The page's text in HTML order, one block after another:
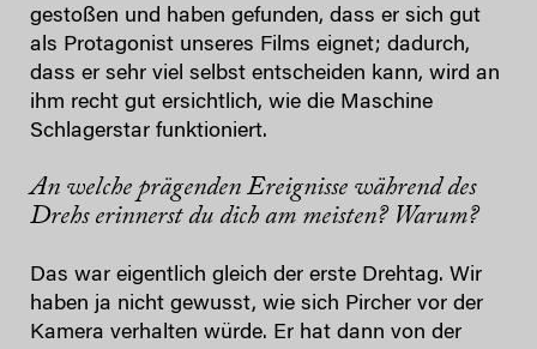
gestoßen und haben gefunden, dass er sich gut
als Protagonist unseres Films eignet; dadurch,
dass er sehr viel selbst entscheiden kann, wird an
ihm recht gut ersichtlich, wie die Maschine
Schlagerstar funktioniert.
An welche prägenden Ereignisse während des
Drehs erinnerst du dich am meisten? Warum?
Das war eigentlich gleich der erste Drehtag. Wir
haben ja nicht gewusst, wie sich Pircher vor der
Kamera verhalten würde. Er hat dann von der